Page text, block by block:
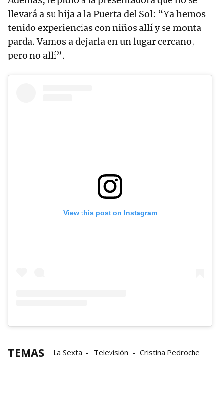
llevará a su hija a la Puerta del Sol: “Ya hemos
tenido experiencias con niños allí y se monta
parda. Vamos a dejarla en un lugar cercano,
pero no allí”.
View this post on Instagram
TEMAS La Sexta Televisión Cristina Pedroche